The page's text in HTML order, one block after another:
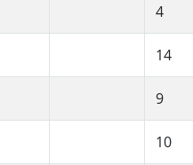
4
14
9
10